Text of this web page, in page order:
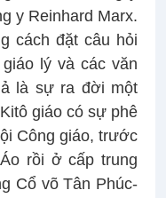
y Reinhard Marx.
cách đặt câu hỏi
lý và các văn
là sự ra đời một
giáo có sự phê
Công giáo, trước
rồi ở cấp trung
Cổ võ Tân Phúc-